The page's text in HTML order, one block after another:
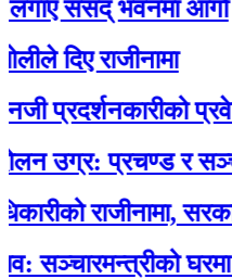
संसद् भवनमा आगो
राजीनामा
प्रवेश,
प्रचण्ड र
राजीनामा, सरकारको
घरमा